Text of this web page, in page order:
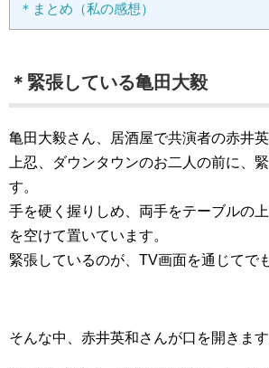
＊まとめ（私の感想）
＊緊張している亀田大毅
亀田大毅さん、居酒屋で共演者の赤井
上忍、ダウンタウンのお二人の前に、
す。
手を硬く握りしめ、両手をテーブルの
を空けて置いています。
緊張しているのが、TV画面を通じてで
そんな中、赤井英和さんが口を開きます